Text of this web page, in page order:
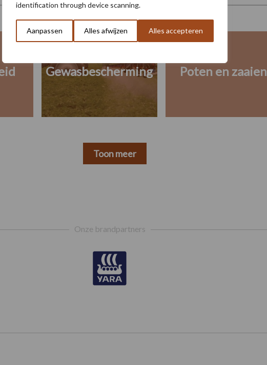
identification through device scanning.
Aanpassen Alles afwijzen Alles accepteren
Gewasbescherming Poten en zaaien
Toon meer
Onze brandpartners